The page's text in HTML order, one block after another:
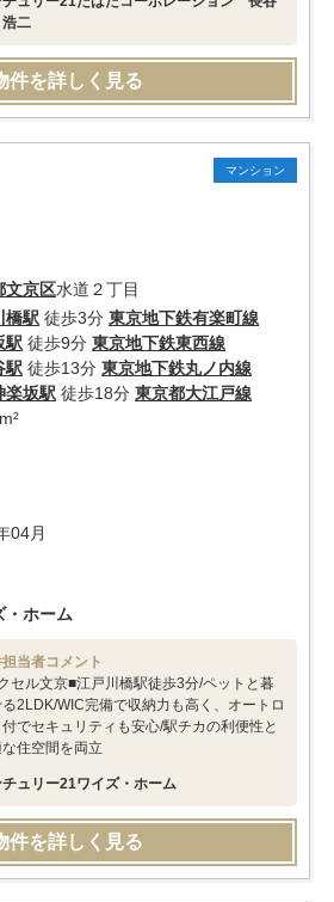
二
件を詳しく見る
マンション
文京区水道２丁目
橋駅 徒歩3分 東京地下鉄有楽町線
駅 徒歩9分 東京地下鉄東西線
駅 徒歩13分 東京地下鉄丸ノ内線
楽坂駅 徒歩18分 東京都大江戸線
04月
・ホーム
当者コメント
セル文京■江戸川橋駅徒歩3分/ペットと暮
る2LDK/WIC完備で収納力も高く、オートロ
付でセキュリティも安心/駅チカの利便性と
住空間を両立
ュリー21ワイズ・ホーム
件を詳しく見る